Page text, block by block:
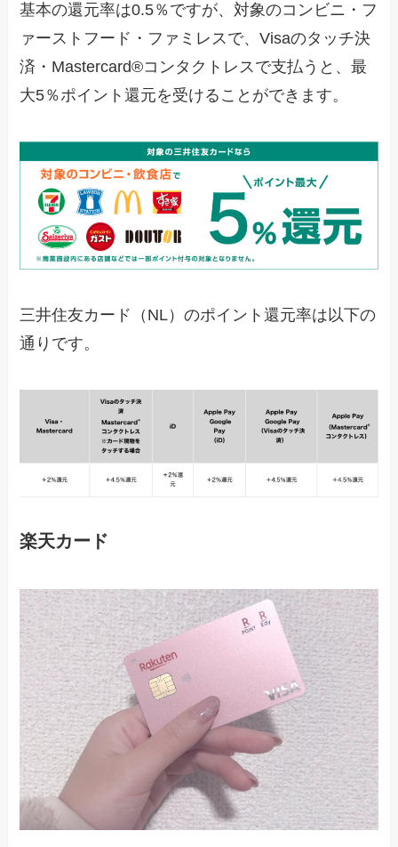
基本の還元率は0.5％ですが、対象のコンビニ・フ
ァーストフード・ファミレスで、Visaのタッチ決
済・Mastercard®コンタクトレスで支払うと、最
大5％ポイント還元を受けることができます。
三井住友カード（NL）のポイント還元率は以下の
通りです。
楽天カード